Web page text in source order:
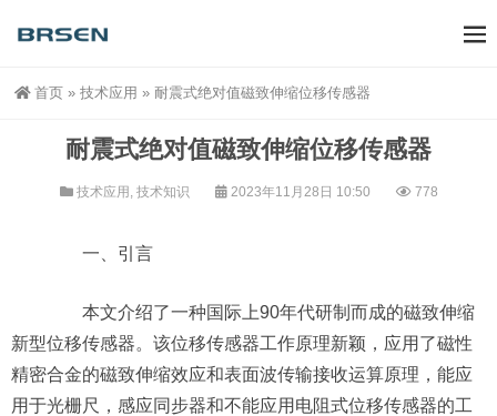
首页 » 技术应用 » 耐震式绝对值磁致伸缩位移传感器
耐震式绝对值磁致伸缩位移传感器
技术应用 , 技术知识 2023年11月28日 10:50 778
一、引言
本文介绍了一种国际上90年代研制而成的磁致伸缩
新型位移传感器。该位移传感器工作原理新颖，应用了磁性
精密合金的磁致伸缩效应和表面波传输接收运算原理，能应
用于光栅尺，感应同步器和不能应用电阻式位移传感器的工